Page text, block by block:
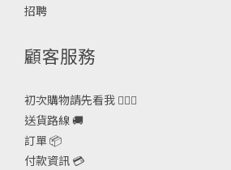
招聘
顧客服務
初次購物請先看我 🙋🏻‍♀️
送貨路線 🚚
訂單 📦
付款資訊 💳